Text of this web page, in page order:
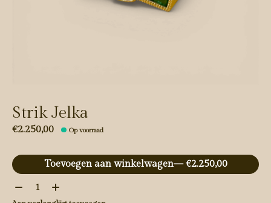
Strik Jelka
€2.250,00 Op voorraad
Toevoegen aan winkelwagen
— €2.250,00
Aantal: